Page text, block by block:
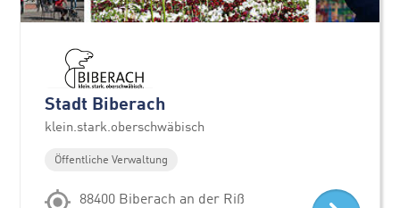
Stadt Biberach
klein.stark.oberschwäbisch
Öffentliche Verwaltung
88400 Biberach an der Riß